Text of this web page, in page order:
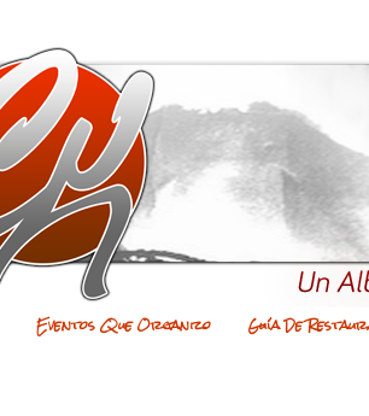
Eventos Que Organizo Guía De